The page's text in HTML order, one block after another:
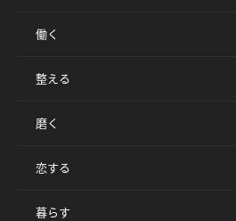
働く
整える
磨く
恋する
暮らす